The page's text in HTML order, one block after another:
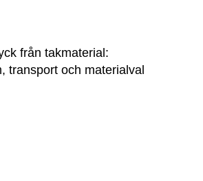
från takmaterial:
transport och materialval